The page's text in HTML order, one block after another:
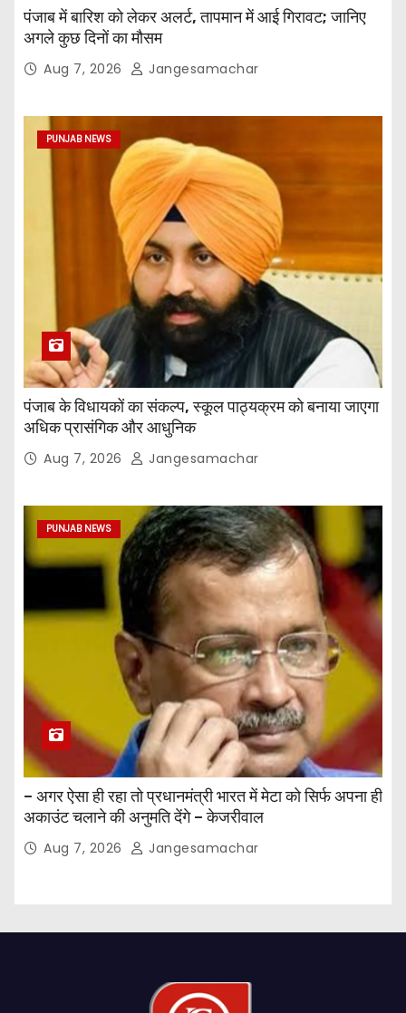
पंजाब में बारिश को लेकर अलर्ट, तापमान में आई गिरावट; जानिए
अगले कुछ दिनों का मौसम
Aug 7, 2026 Jangesamachar
PUNJAB NEWS
पंजाब के विधायकों का संकल्प, स्कूल पाठ्यक्रम को बनाया जाएगा
अधिक प्रासंगिक और आधुनिक
Aug 7, 2026 Jangesamachar
PUNJAB NEWS
– अगर ऐसा ही रहा तो प्रधानमंत्री भारत में मेटा को सिर्फ अपना ही
अकाउंट चलाने की अनुमति देंगे – केजरीवाल
Aug 7, 2026 Jangesamachar